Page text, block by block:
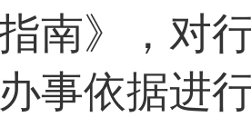
南》，对
事依据进